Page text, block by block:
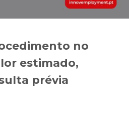
no
estimado,
prévia